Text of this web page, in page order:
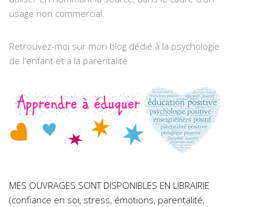
usage non commercial.
Retrouvez-moi sur mon blog dédié à la psychologie
de l'enfant et à la parentalité
MES OUVRAGES SONT DISPONIBLES EN LIBRAIRIE
(confiance en soi, stress, émotions, parentalité,